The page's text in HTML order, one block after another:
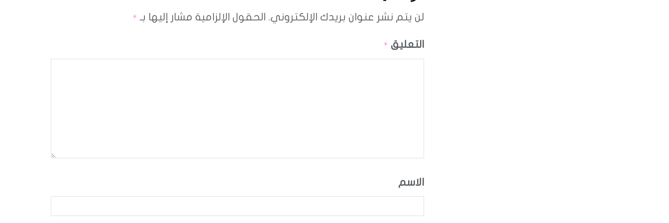
لن يتم نشر عنوان بريدك الإلكتروني. الحقول الإلزامية مشار إليها بـ *
التعليق *
الاسم